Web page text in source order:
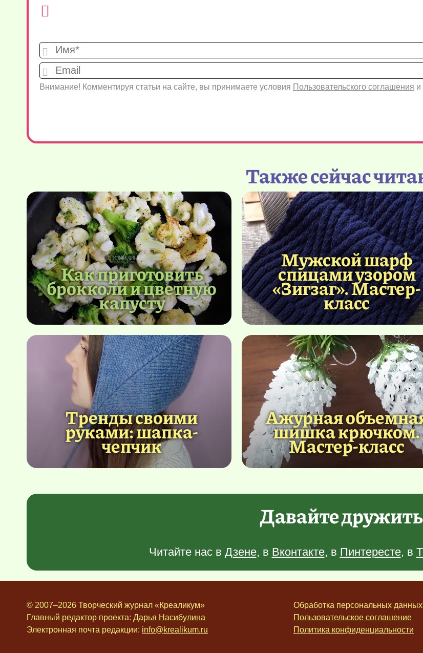
Внимание! Комментируя статьи на сайте, вы принимаете условия Пользовательского соглашения и
Также сейчас
Как приготовить
брокколи и цветную
капусту
Мужской шарф
спицами узором
«Зигзаг». Мастер-
класс
Тренды своими
руками: шапка-
чепчик
Ажурная
шишка крючком.
Мастер-класс
Давайте
Читайте нас в Дзене, в Вконтакте, в Пинтересте, в
© 2007–2026 Творческий журнал «Креаликум»
Главный редактор проекта: Дарья Насибулина
Электронная почта редакции: info@krealikum.ru
Обработка персональных
Пользовательское соглашение
Политика конфиденциальности